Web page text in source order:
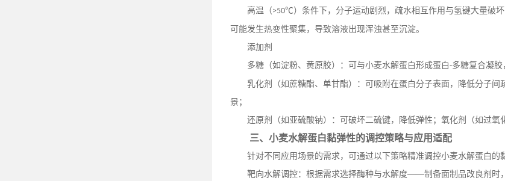
高温（>50℃）条件下，分子运动剧烈，疏水相互作用与氢键大量破
可能发生热变性聚集，导致溶液出现浑浊甚至沉淀。
添加剂
多糖（如淀粉、黄原胶）：可与小麦水解蛋白形成蛋白-多糖复合凝胶
乳化剂（如蔗糖酯、单甘酯）：可吸附在蛋白分子表面，降低分子
景；
还原剂（如亚硫酸钠）：可破坏二硫键，降低弹性；氧化剂（如过氧
三、小麦水解蛋白黏弹性的调控策略与应用适配
针对不同应用场景的需求，可通过以下策略精准调控小麦水解蛋白的
靶向水解调控：根据需求选择酶种与水解度——制备面制品改良剂时